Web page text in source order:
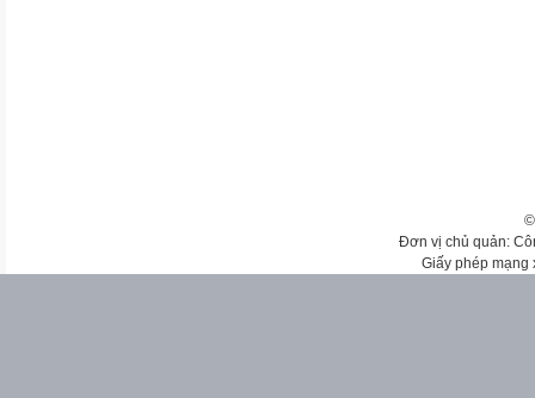
Đơn vị chủ quản:
Giấy phép mạng